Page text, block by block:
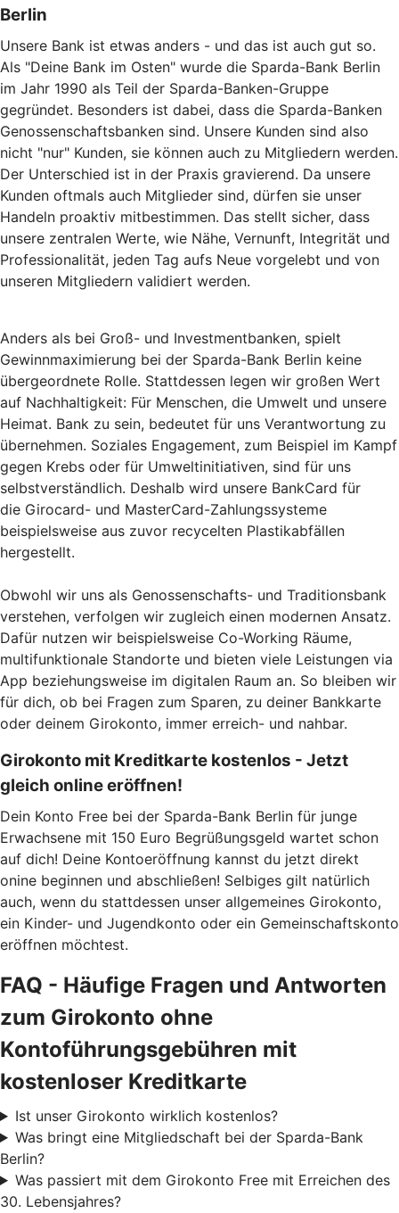
Berlin
Unsere Bank ist etwas anders - und das ist auch gut so.
Als "Deine Bank im Osten" wurde die Sparda-Bank Berlin
im Jahr 1990 als Teil der Sparda-Banken-Gruppe
gegründet. Besonders ist dabei, dass die Sparda-Banken
Genossenschaftsbanken sind. Unsere Kunden sind also
nicht "nur" Kunden, sie können auch zu Mitgliedern werden.
Der Unterschied ist in der Praxis gravierend. Da unsere
Kunden oftmals auch Mitglieder sind, dürfen sie unser
Handeln proaktiv mitbestimmen. Das stellt sicher, dass
unsere zentralen Werte, wie Nähe, Vernunft, Integrität und
Professionalität, jeden Tag aufs Neue vorgelebt und von
unseren Mitgliedern validiert werden.
Anders als bei Groß- und Investmentbanken, spielt
Gewinnmaximierung bei der Sparda-Bank Berlin keine
übergeordnete Rolle. Stattdessen legen wir großen Wert
auf Nachhaltigkeit: Für Menschen, die Umwelt und unsere
Heimat. Bank zu sein, bedeutet für uns Verantwortung zu
übernehmen. Soziales Engagement, zum Beispiel im Kampf
gegen Krebs oder für Umweltinitiativen, sind für uns
selbstverständlich. Deshalb wird unsere BankCard für
die Girocard- und MasterCard-Zahlungssysteme
beispielsweise aus zuvor recycelten Plastikabfällen
hergestellt.
Obwohl wir uns als Genossenschafts- und Traditionsbank
verstehen, verfolgen wir zugleich einen modernen Ansatz.
Dafür nutzen wir beispielsweise Co-Working Räume,
multifunktionale Standorte und bieten viele Leistungen via
App beziehungsweise im digitalen Raum an. So bleiben wir
für dich, ob bei Fragen zum Sparen, zu deiner Bankkarte
oder deinem Girokonto, immer erreich- und nahbar.
Girokonto mit Kreditkarte kostenlos - Jetzt
gleich online eröffnen!
Dein Konto Free bei der Sparda-Bank Berlin für junge
Erwachsene mit 150 Euro Begrüßungsgeld wartet schon
auf dich! Deine Kontoeröffnung kannst du jetzt direkt
onine beginnen und abschließen! Selbiges gilt natürlich
auch, wenn du stattdessen unser allgemeines Girokonto,
ein Kinder- und Jugendkonto oder ein Gemeinschaftskonto
eröffnen möchtest.
FAQ - Häufige Fragen und Antworten
zum Girokonto ohne
Kontoführungsgebühren mit
kostenloser Kreditkarte
Ist unser Girokonto wirklich kostenlos?
Was bringt eine Mitgliedschaft bei der Sparda-Bank
Berlin?
Was passiert mit dem Girokonto Free mit Erreichen des
30. Lebensjahres?